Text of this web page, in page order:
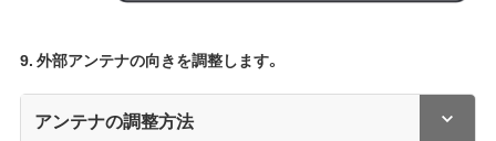
9. 外部アンテナの向きを調整します。
アンテナの調整方法